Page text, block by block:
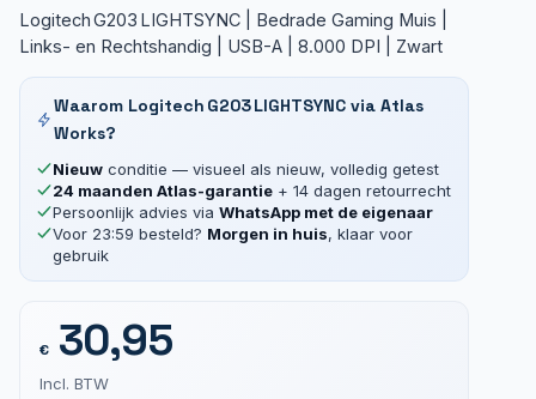
Logitech G203 LIGHTSYNC | Bedrade Gaming Muis |
Links- en Rechtshandig | USB-A | 8.000 DPI | Zwart
Waarom Logitech G203 LIGHTSYNC via Atlas
Works?
Nieuw conditie — visueel als nieuw, volledig getest
24 maanden Atlas-garantie + 14 dagen retourrecht
Persoonlijk advies via WhatsApp met de eigenaar
Voor 23:59 besteld? Morgen in huis, klaar voor
gebruik
€30,95
Incl. BTW